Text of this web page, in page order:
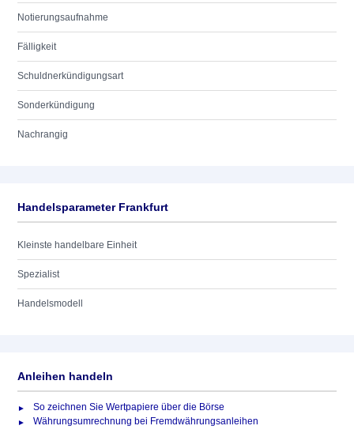
Notierungsaufnahme
Fälligkeit
Schuldnerkündigungsart
Sonderkündigung
Nachrangig
Handelsparameter Frankfurt
Kleinste handelbare Einheit
Spezialist
Handelsmodell
Anleihen handeln
So zeichnen Sie Wertpapiere über die Börse
Währungsumrechnung bei Fremdwährungsanleihen